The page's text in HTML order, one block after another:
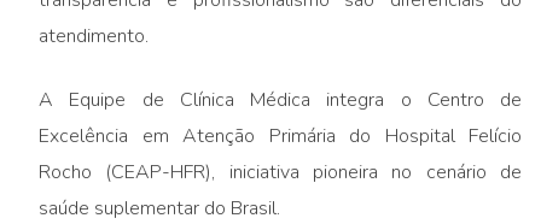
atendimento.
A Equipe de Clínica Médica integra o Centro de
Excelência em Atenção Primária do Hospital Felício
Rocho (CEAP-HFR), iniciativa pioneira no cenário de
saúde suplementar do Brasil.